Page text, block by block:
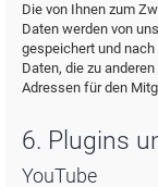
Die von Ihnen zum
Daten werden von
gespeichert und
Daten, die zu
Adressen für den
6. Plugins
YouTube